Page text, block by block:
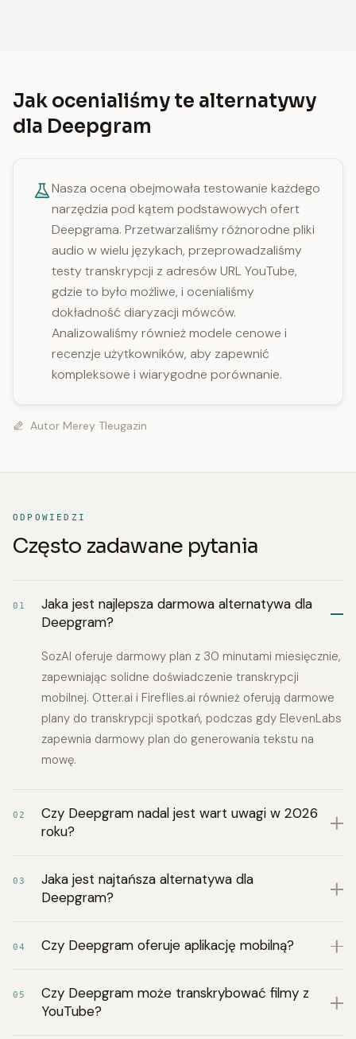
Jak ocenialiśmy te alternatywy
dla Deepgram
Nasza ocena obejmowała testowanie każdego
narzędzia pod kątem podstawowych ofert
Deepgrama. Przetwarzaliśmy różnorodne pliki
audio w wielu językach, przeprowadzaliśmy
testy transkrypcji z adresów URL YouTube,
gdzie to było możliwe, i ocenialiśmy
dokładność diaryzacji mówców.
Analizowaliśmy również modele cenowe i
recenzje użytkowników, aby zapewnić
kompleksowe i wiarygodne porównanie.
Autor Merey Tleugazin
ODPOWIEDZI
Często zadawane pytania
01
Jaka jest najlepsza darmowa alternatywa dla
Deepgram?
SozAI oferuje darmowy plan z 30 minutami miesięcznie,
zapewniając solidne doświadczenie transkrypcji
mobilnej. Otter.ai i Fireflies.ai również oferują darmowe
plany do transkrypcji spotkań, podczas gdy ElevenLabs
zapewnia darmowy plan do generowania tekstu na
mowę.
02
Czy Deepgram nadal jest wart uwagi w 2026
roku?
03
Jaka jest najtańsza alternatywa dla
Deepgram?
04 Czy Deepgram oferuje aplikację mobilną?
05
Czy Deepgram może transkrybować filmy z
YouTube?